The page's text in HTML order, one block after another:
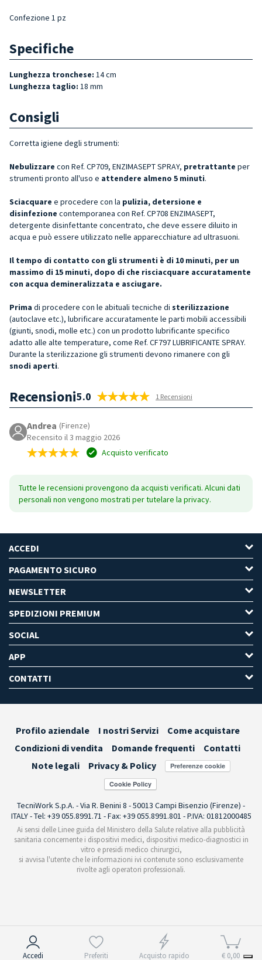
Accedi Preferiti Acquisto rapido € 0,00
Confezione 1 pz
Specifiche
Lunghezza tronchese: 14 cm
Lunghezza taglio: 18 mm
Consigli
Corretta igiene degli strumenti:
Nebulizzare con Ref. CP709, ENZIMASEPT SPRAY, pretrattante per
strumenti pronto all'uso e attendere almeno 5 minuti.
Sciacquare e procedere con la pulizia, detersione e
disinfezione contemporanea con Ref. CP708 ENZIMASEPT,
detergente disinfettante concentrato, che deve essere diluito in
acqua e può essere utilizzato nelle apparecchiature ad ultrasuoni.
Il tempo di contatto con gli strumenti è di 10 minuti, per un
massimo di 15 minuti, dopo di che risciacquare accuratamente
con acqua demineralizzata e asciugare.
Prima di procedere con le abituali tecniche di sterilizzazione
(autoclave etc.), lubrificare accuratamente le parti mobili accessibili
(giunti, snodi, molle etc.) con un prodotto lubrificante specifico
adatto alle alte temperature, come Ref. CF797 LUBRIFICANTE SPRAY.
Durante la sterilizzazione gli strumenti devono rimanere con gli
snodi aperti.
Recensioni5.0 1 Recensioni
Andrea (Firenze)
Recensito il 3 maggio 2026
Acquisto verificato
Tutte le recensioni provengono da acquisti verificati. Alcuni dati
personali non vengono mostrati per tutelare la privacy.
ACCEDI
PAGAMENTO SICURO
NEWSLETTER
SPEDIZIONI PREMIUM
SOCIAL
APP
CONTATTI
Profilo aziendale I nostri Servizi
Come acquistare
Condizioni di vendita
Domande frequenti
Contatti
Note legali
Privacy & Policy Preferenze cookie
TecniWork S.p.A. - Via R. Benini 8 - 50013 Campi Bisenzio (Firenze) -
ITALY - Tel: +39 055.8991.71 - Fax: +39 055.8991.801 - P.IVA: 01812000485
Ai sensi delle Linee guida del Ministero della Salute relative alla pubblicità
sanitaria concernente i dispositivi medici, dispositivi medico-diagnostici in
vitro e presidi medico chirurgici,
si avvisa l'utente che le informazioni ivi contenute sono esclusivamente
rivolte agli operatori professionali.
Informativa sulla raccolta